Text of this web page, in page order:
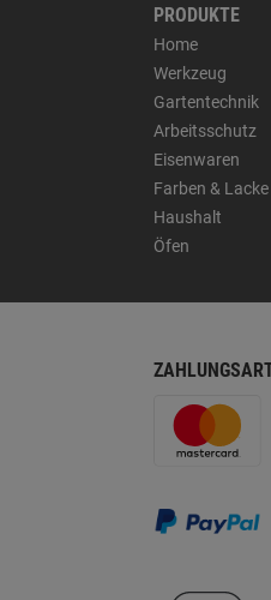
PRODUKTE
Home
Werkzeug
Gartentechnik
Arbeitsschutz
Eisenwaren
Farben & Lacke
Haushalt
Öfen